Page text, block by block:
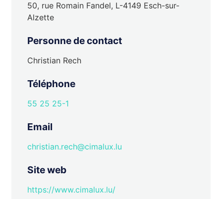
50, rue Romain Fandel, L-4149 Esch-sur-
Alzette
Personne de contact
Christian Rech
Téléphone
55 25 25-1
Email
christian.rech@cimalux.lu
Site web
https://www.cimalux.lu/